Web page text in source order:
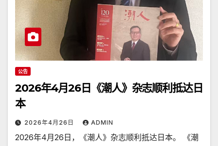
公告
2026年4月26日《潮人》杂志顺利抵达日
本
2026年4月26日 ADMIN
2026年4月26日，《潮人》杂志顺利抵达日本。 《潮